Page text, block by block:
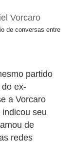
de conversas entre
partido
ex-
a Vorcaro
seu
de
redes